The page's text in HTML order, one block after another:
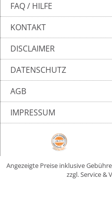
FAQ / HILFE
KONTAKT
DISCLAIMER
DATENSCHUTZ
AGB
IMPRESSUM
Angezeigte Preise inklusive
zzgl. Service &